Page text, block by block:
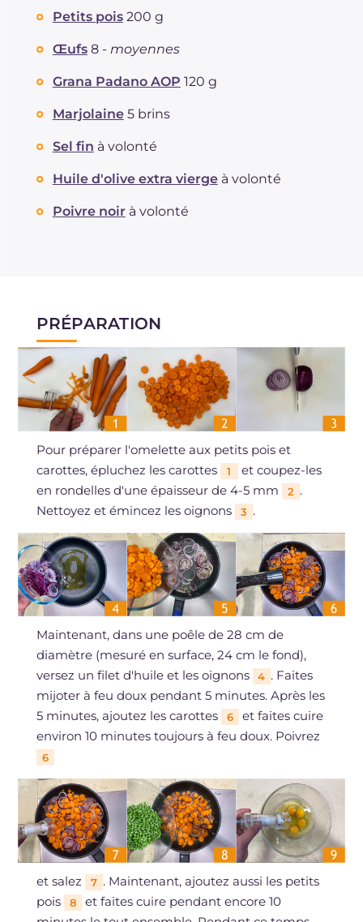
Petits pois 200 g
Œufs 8 - moyennes
Grana Padano AOP 120 g
Marjolaine 5 brins
Sel fin à volonté
Huile d'olive extra vierge à volonté
Poivre noir à volonté
PRÉPARATION
Pour préparer l'omelette aux petits pois et
carottes, épluchez les carottes
1
et coupez-les
en rondelles d'une épaisseur de 4-5 mm
2 .
Nettoyez et émincez les oignons
3 .
Maintenant, dans une poêle de 28 cm de
diamètre (mesuré en surface, 24 cm le fond),
versez un filet d'huile et les oignons
4 . Faites
mijoter à feu doux pendant 5 minutes. Après les
5 minutes, ajoutez les carottes
6
et faites cuire
environ 10 minutes toujours à feu doux. Poivrez
6
et salez 7 . Maintenant, ajoutez aussi les petits
pois
8
et faites cuire pendant encore 10